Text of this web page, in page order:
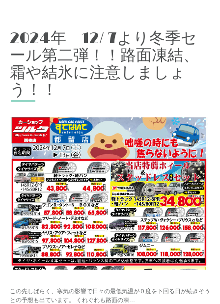
2024年 12/ 7より冬季セ
ール第二弾！！路面凍結、
霜や結氷に注意しましょ
う！！
この先しばらく、寒気の影響で日々の最低気温が０度を下回る日が続きそう
との予想も出ています。 くれぐれも路面の凍…